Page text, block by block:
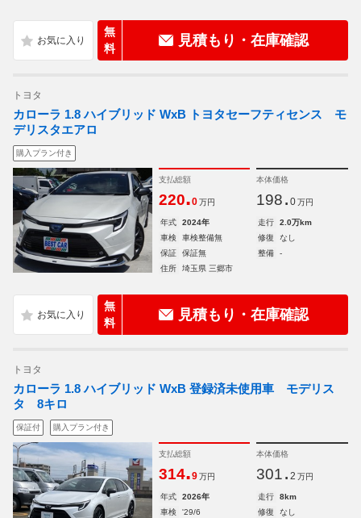
無
料
見積もり・在庫確認
トヨタ
カローラ 1.8 ハイブリッド WxB トヨタセーフティセンス モ
デリスタエアロ
購入プラン付き
支払総額
220.0 万円
本体価格
198. 0 万円
年式 2024年 走行
2.0万km
車検
車検整備無 修復
なし
保証
保証無 整備
-
住所
埼玉県 三郷市
無
料
見積もり・在庫確認
トヨタ
カローラ 1.8 ハイブリッド WxB 登録済未使用車 モデリス
タ 8キロ
保証付 購入プラン付き
支払総額
314.9 万円
本体価格
301. 2 万円
年式 2026年 走行
8km
車検
'29/6 修復
なし